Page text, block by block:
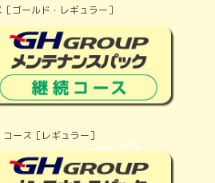
ゴールド・レギュラー］
ース［レギュラー］